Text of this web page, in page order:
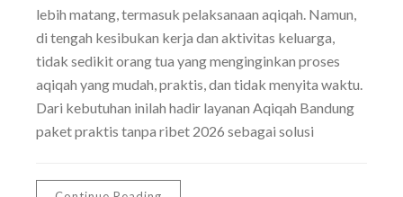
lebih matang, termasuk pelaksanaan aqiqah. Namun,
di tengah kesibukan kerja dan aktivitas keluarga,
tidak sedikit orang tua yang menginginkan proses
aqiqah yang mudah, praktis, dan tidak menyita waktu.
Dari kebutuhan inilah hadir layanan Aqiqah Bandung
paket praktis tanpa ribet 2026 sebagai solusi